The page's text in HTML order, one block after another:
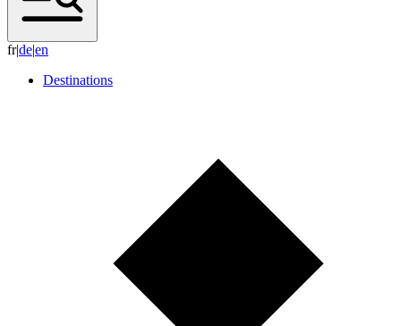
fr|de|en
Destinations